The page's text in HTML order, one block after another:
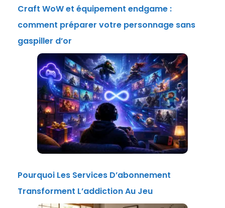
Craft WoW et équipement endgame :
comment préparer votre personnage sans
gaspiller d’or
Pourquoi Les Services D’abonnement
Transforment L’addiction Au Jeu